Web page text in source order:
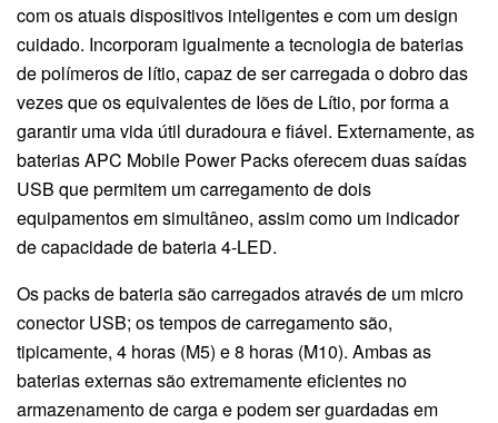
com os atuais dispositivos inteligentes e com um design
cuidado. Incorporam igualmente a tecnologia de baterias
de polímeros de lítio, capaz de ser carregada o dobro das
vezes que os equivalentes de Iões de Lítio, por forma a
garantir uma vida útil duradoura e fiável. Externamente, as
baterias APC Mobile Power Packs oferecem duas saídas
USB que permitem um carregamento de dois
equipamentos em simultâneo, assim como um indicador
de capacidade de bateria 4-LED.
Os packs de bateria são carregados através de um micro
conector USB; os tempos de carregamento são,
tipicamente, 4 horas (M5) e 8 horas (M10). Ambas as
baterias externas são extremamente eficientes no
armazenamento de carga e podem ser guardadas em